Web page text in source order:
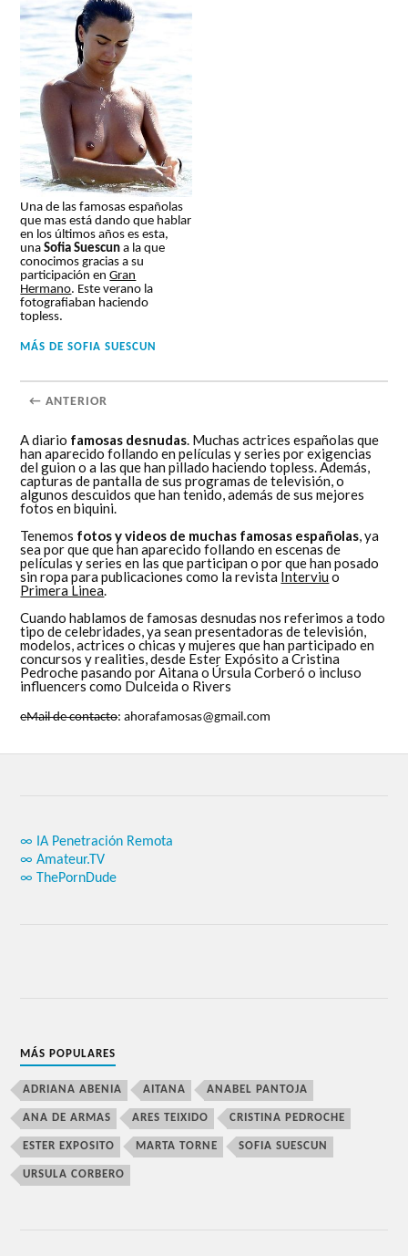
Una de las famosas españolas
que mas está dando que hablar
en los últimos años es esta,
unaSofia Suescun a la que
conocimos gracias a su
participación enGran
Hermano. Este verano la
fotografiaban haciendo
topless.
MÁS DESOFIA SUESCUN
← ANTERIOR
A diario famosas desnudas. Muchas actrices españolas que
han aparecido follando en películas y series por exigencias
del guion o a las que han pillado haciendo topless. Además,
capturas de pantalla de sus programas de televisión, o
algunos descuidos que han tenido, además de sus mejores
fotos en biquini.
Tenemos fotos y videos de muchas famosas españolas, ya
sea por que que han aparecido follando en escenas de
películas y series en las que participan o por que han posado
sin ropa para publicaciones como la revista Interviu o
Primera Linea.
Cuando hablamos de famosas desnudas nos referimos a todo
tipo de celebridades, ya sean presentadoras de televisión,
modelos, actrices o chicas y mujeres que han participado en
concursos y realities, desde Ester Expósito a Cristina
Pedroche pasando por Aitana o Úrsula Corberó o incluso
influencers como Dulceida o Rivers
eMail de contacto: ahorafamosas@gmail.com
∞ IA Penetración Remota
∞ Amateur.TV
∞ ThePornDude
MÁS POPULARES
ADRIANA ABENIA AITANA ANABEL PANTOJA
ANA DE ARMAS ARES TEIXIDO CRISTINA PEDROCHE
ESTER EXPOSITO MARTA TORNE SOFIA SUESCUN
URSULA CORBERO